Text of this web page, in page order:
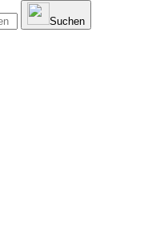
Suchen